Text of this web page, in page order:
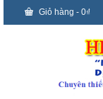
Giỏ hàng - 0₫